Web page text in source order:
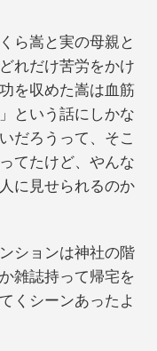
ら嵩と実の母親と
れだけ苦労をかけ
を収めた嵩は血筋
という話にしかな
だろうって、そこ
てたけど、やんな
に見せられるのか
ションは神社の階
雑誌持って帰宅を
くシーンあったよ